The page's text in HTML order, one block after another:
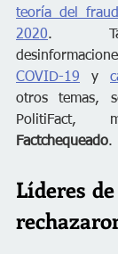
teoría del
2020.
COVID-19 y
otros temas,
Factchequeado.
Líderes